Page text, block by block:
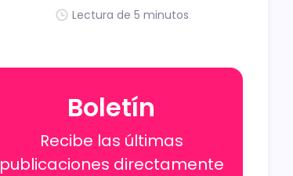
Lectura de 5 minutos
Boletín
Recibe las últimas
publicaciones directamente